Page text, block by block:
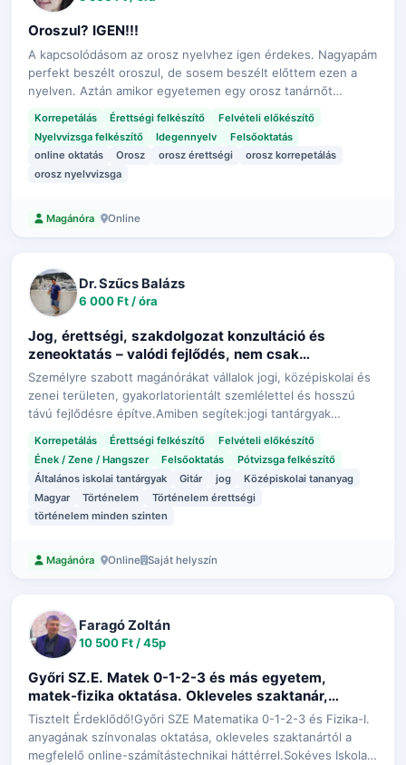
Oroszul? IGEN!!!
A kapcsolódásom az orosz nyelvhez igen érdekes. Nagyapám
perfekt beszélt oroszul, de sosem beszélt előttem ezen a
nyelven. Aztán amikor egyetemen egy orosz tanárnőt
hallottam oroszul beszélni, egyből elvarázsolt ez a nyelv.
Akkor úgy döntöttem, hogy…
Korrepetálás Érettségi felkészítő
Felvételi előkészítő
Nyelvvizsga felkészítő
Idegennyelv
Felsőoktatás
online oktatás
Orosz orosz érettségi
orosz korrepetálás
orosz nyelvvizsga
Magánóra Online
Dr. Szűcs Balázs
6 000 Ft / óra
Jog, érettségi, szakdolgozat konzultáció és
zeneoktatás – valódi fejlődés, nem csak
korrepetálás
Személyre szabott magánórákat vállalok jogi, középiskolai és
zenei területen, gyakorlatorientált szemlélettel és hosszú
távú fejlődésre építve.Amiben segítek:jogi tantárgyak
oktatásaállamvizsga-felkészítésszakdolgozati
konzultációközépiskolai korrep…
Korrepetálás Érettségi felkészítő
Felvételi előkészítő
Ének / Zene / Hangszer
Felsőoktatás
Pótvizsga felkészítő
Általános iskolai tantárgyak
Gitár jog
Középiskolai tananyag
Magyar
Történelem
Történelem érettségi
történelem minden szinten
Magánóra Online Saját helyszín
Faragó Zoltán
10 500 Ft / 45p
Győri SZ.E. Matek 0-1-2-3 és más egyetem,
matek-fizika oktatása. Okleveles szaktanár,
középiskolai és egyetemi tananyag, eredményes
oktatási tapasztalatával, magas színvonalú,
sikerorientált felkészítést vállal, egyszerűen!
Tisztelt Érdeklődő!Győri SZE Matematika 0-1-2-3 és Fizika-I.
anyagának színvonalas oktatása, okleveles szaktanártól a
megfelelő online-számítástechnikai háttérrel.Sokéves Iskolai